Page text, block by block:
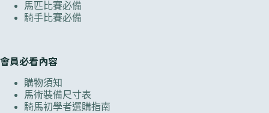
馬匹比賽必備
騎手比賽必備
會員必看內容
購物須知
馬術裝備尺寸表
騎馬初學者選購指南